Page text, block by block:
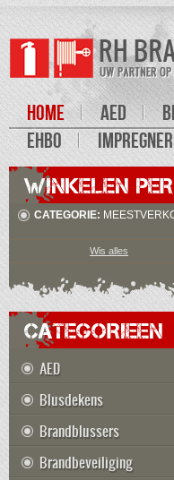
HOME AED
EHBO
WINKELEN PER
CATEGORIE:
Wis alles
CATEGORIEEN
AED
Blusdekens
Brandblussers
Brandbeveiliging